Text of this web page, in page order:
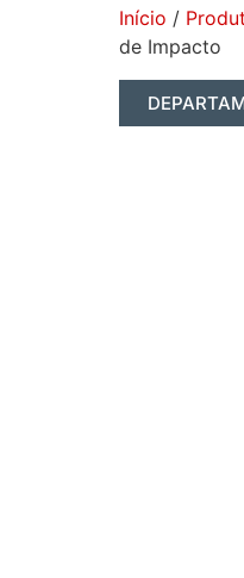
Início /
de Impacto